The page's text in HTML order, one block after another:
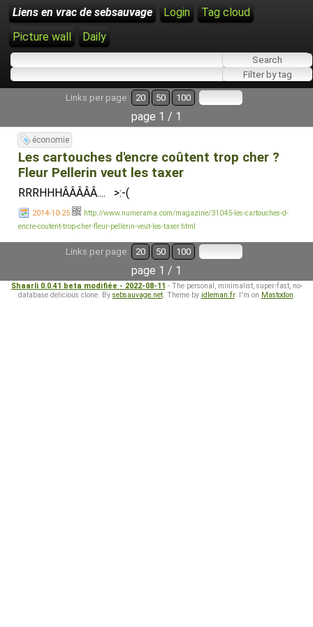
Liens en vrac de sebsauvage Login
Tag cloud
Picture wall
Daily
Links per page: 20 50 100
page 1 / 1
économie
Les cartouches d'encre coûtent trop cher ?
Fleur Pellerin veut les taxer
RRRHHHÂÂÂÂÂ.... >:-(
2014-10-25
http://www.numerama.com/magazine/31045-les-cartouches-d-
encre-coutent-trop-cher-fleur-pellerin-veut-les-taxer.html
Links per page: 20 50 100
page 1 / 1
Shaarli 0.0.41 beta modifiée - 2022-08-11 - The personal, minimalist, super-fast, no-
database delicious clone. By sebsauvage.net. Theme by idleman.fr. I'm on Mastodon.